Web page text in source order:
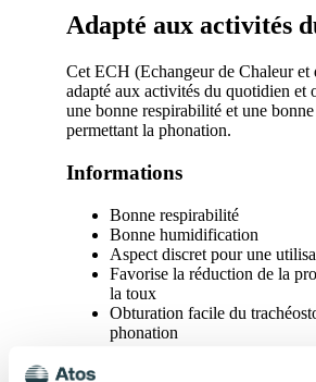
Adapté aux activités
Cet ECH (Echangeur de Chaleur et
adapté aux activités du quotidien et
une bonne respirabilité et une
permettant la phonation.
Informations
Bonne respirabilité
Bonne humidification
Aspect discret pour une
Favorise la réduction de la
la toux
Obturation facile du
phonation